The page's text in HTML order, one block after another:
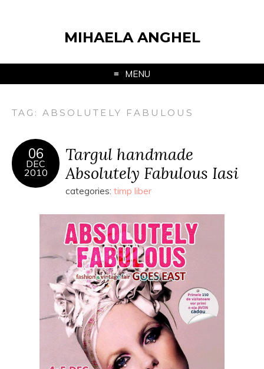
MIHAELA ANGHEL
MENU
TAG:ABSOLUTELY FABULOUS
06
DEC
2010
Targul handmade
Absolutely Fabulous Iasi
categories: timp liber